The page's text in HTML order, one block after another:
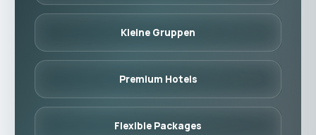
Kleine Gruppen
Premium Hotels
Flexible Packages